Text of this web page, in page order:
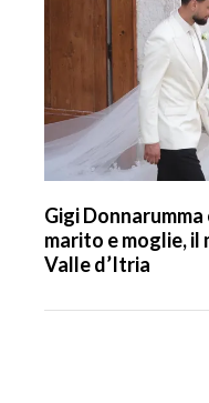
Gigi
marito e moglie,
Valle d’Itria